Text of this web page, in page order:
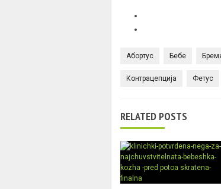
Абортус Бебе
Контрацепција Фетус
RELATED POSTS